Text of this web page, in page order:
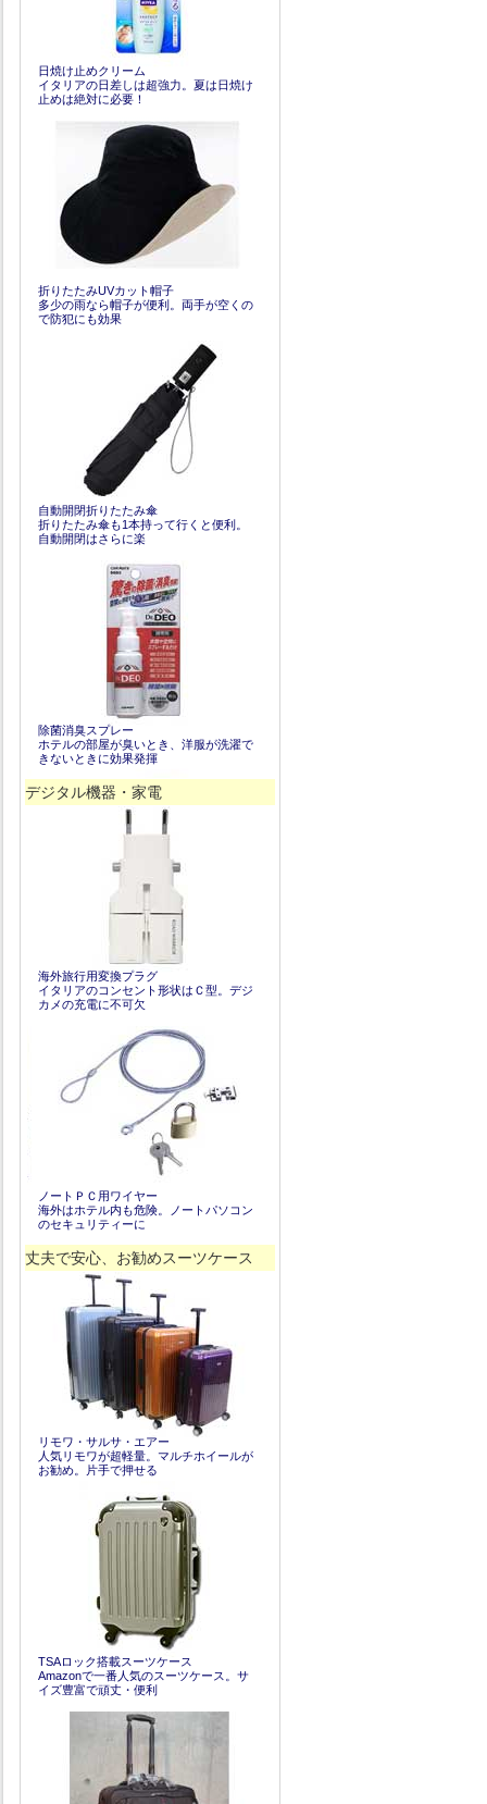
日焼け止めクリーム
イタリアの日差しは超強力。夏は日焼け
止めは絶対に必要！
折りたたみUVカット帽子
多少の雨なら帽子が便利。両手が空くの
で防犯にも効果
自動開閉折りたたみ傘
折りたたみ傘も1本持って行くと便利。
自動開閉はさらに楽
除菌消臭スプレー
ホテルの部屋が臭いとき、洋服が洗濯で
きないときに効果発揮
デジタル機器・家電
海外旅行用変換プラグ
イタリアのコンセント形状はＣ型。デジ
カメの充電に不可欠
ノートＰＣ用ワイヤー
海外はホテル内も危険。ノートパソコン
のセキュリティーに
丈夫で安心、お勧めスーツケース
リモワ・サルサ・エアー
人気リモワが超軽量。マルチホイールが
お勧め。片手で押せる
TSAロック搭載スーツケース
Amazonで一番人気のスーツケース。サ
イズ豊富で頑丈・便利